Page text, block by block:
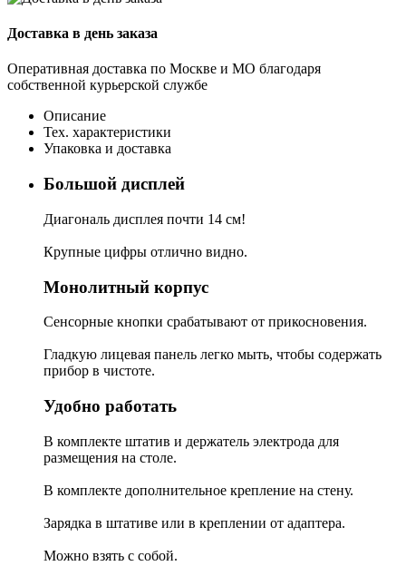
Доставка в день заказа
Оперативная доставка по Москве и МО благодаря
собственной курьерской службе
Описание
Тех. характеристики
Упаковка и доставка
Большой дисплей
Диагональ дисплея почти 14 см!
Крупные цифры отлично видно.
Монолитный корпус
Сенсорные кнопки срабатывают от прикосновения.
Гладкую лицевая панель легко мыть, чтобы содержать
прибор в чистоте.
Удобно работать
В комплекте штатив и держатель электрода для
размещения на столе.
В комплекте дополнительное крепление на стену.
Зарядка в штативе или в креплении от адаптера.
Можно взять с собой.